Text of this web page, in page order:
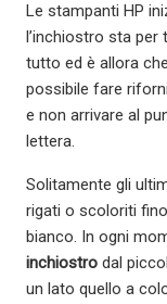
Le stampanti HP
l’inchiostro sta per
tutto ed è allora
possibile fare
e non arrivare al
lettera.
Solitamente gli
rigati o scoloriti
bianco. In ogni
inchiostro dal
un lato quello a